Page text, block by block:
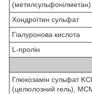
(метилсульфонілметан)
Хондроїтин сульфат
Гіалуронова кислота
L-пролін
Глюкозамін сульфат
(целюлозний гель),